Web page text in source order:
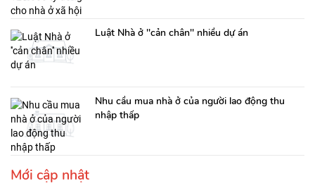
Luật Nhà ở ''cản chân'' nhiều dự án
Nhu cầu mua nhà ở của người lao động thu
nhập thấp
Mới cập nhật